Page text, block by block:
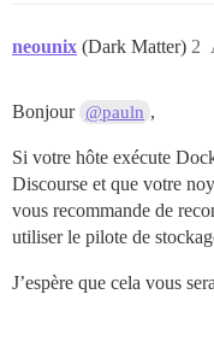
neounix (Dark Matter) 2
Bonjour @pauln ,
Si votre hôte exécute
Discourse et que votre
vous recommande de
utiliser le pilote de
J’espère que cela vous